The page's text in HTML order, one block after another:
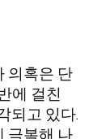
의혹은 단
에 걸친
되고 있다.
극복해 나